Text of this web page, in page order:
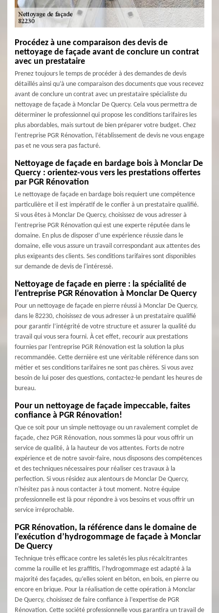
Procédez à une comparaison des devis de
nettoyage de façade avant de conclure un contrat
avec un prestataire
Prenez toujours le temps de procéder à des demandes de devis
détaillés ainsi qu’à une comparaison des documents que vous recevez
avant de conclure un contrat avec un prestataire spécialiste du
nettoyage de façade à Monclar De Quercy. Cela vous permettra de
déterminer le professionnel qui propose les conditions tarifaires les
plus abordables, mais surtout de bien préparer votre budget. Chez
l’entreprise PGR Rénovation, l’établissement de devis ne vous engage
pas et ne vous sera pas facturé.
Nettoyage de façade en bardage bois à Monclar De
Quercy : orientez-vous vers les prestations offertes
par PGR Rénovation
Le nettoyage de façade en bardage bois requiert une compétence
particulière et il est impératif de le confier à un prestataire qualifié.
Si vous êtes à Monclar De Quercy, choisissez de vous adresser à
l’entreprise PGR Rénovation qui est une experte réputée dans le
domaine. En plus de disposer d’une expérience réussie dans le
domaine, elle vous assure un travail correspondant aux attentes des
plus exigeants des clients. Ses conditions tarifaires sont disponibles
sur demande de devis de l'intéressé.
Nettoyage de façade en pierre : la spécialité de
l’entreprise PGR Rénovation à Monclar De Quercy
Pour un nettoyage de façade en pierre réussi à Monclar De Quercy,
dans le 82230, choisissez de vous adresser à un prestataire qualifié
pour garantir l’intégrité de votre structure et assurer la qualité du
travail qui vous sera fourni. À cet effet, recourir aux prestations
fournies par l’entreprise PGR Rénovation est la solution la plus
recommandée. Cette dernière est une véritable référence dans son
métier et ses conditions tarifaires ne sont pas chères. Si vous avez
besoin de lui poser des questions, contactez-le pendant les heures de
bureau.
Pour un nettoyage de façade impeccable, faites
confiance à PGR Rénovation!
Que ce soit pour un simple nettoyage ou un ravalement complet de
façade, chez PGR Rénovation, nous sommes là pour vous offrir un
service de qualité, à la hauteur de vos attentes. Forts de notre
expérience et de notre savoir-faire, nous disposons des compétences
et des techniques nécessaires pour réaliser ces travaux à la
perfection. Si vous résidez aux alentours de Monclar De Quercy,
n'hésitez pas à nous contacter à tout moment. Notre équipe
professionnelle est là pour répondre à vos besoins et vous offrir un
service irréprochable.
PGR Rénovation, la référence dans le domaine de
l’exécution d’hydrogommage de façade à Monclar
De Quercy
Technique très efficace contre les saletés les plus récalcitrantes
comme la rouille et les graffitis, l’hydrogommage est adapté à la
majorité des façades, qu’elles soient en béton, en bois, en pierre ou
encore en brique. Pour la réalisation de cette opération à Monclar
De Quercy, choisissez de faire confiance à l’expertise de PGR
Rénovation. Cette société professionnelle vous garantira un travail de